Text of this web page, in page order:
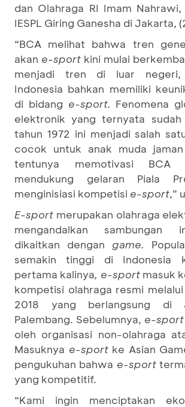
dan Olahraga RI Imam
IESPL Giring Ganesha di Jakarta,
“BCA melihat bahwa tren
akan e-sport kini mulai
menjadi tren di luar negeri,
Indonesia bahkan memiliki
di bidang e-sport. Fenomena
elektronik yang ternyata sudah
tahun 1972 ini menjadi salah
cocok untuk anak muda
tentunya memotivasi BCA
mendukung gelaran Piala
menginisiasi kompetisi e-sport,”
E-sport merupakan olahraga
mengandalkan sambungan
dikaitkan dengan game.
semakin tinggi di Indonesia
pertama kalinya, e-sportmasuk
kompetisi olahraga resmi
2018 yang berlangsung di
Palembang. Sebelumnya, e-sport
oleh organisasi non-olahraga
Masuknya e-sport ke Asian
pengukuhan bahwa e-sport
yang kompetitif.
“Kami ingin menciptakan